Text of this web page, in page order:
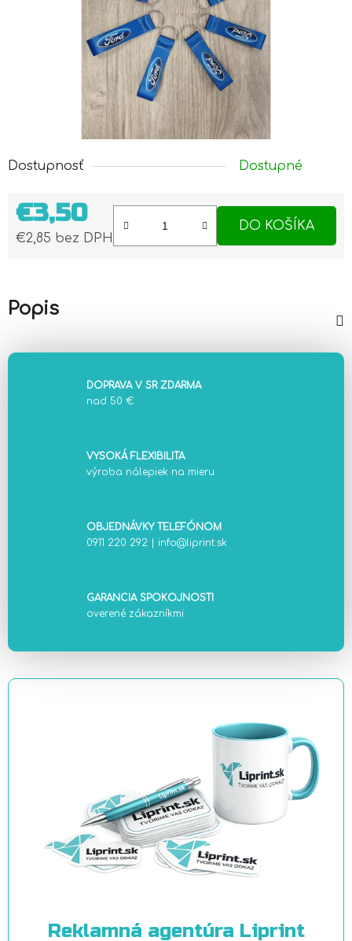
Dostupnosť Dostupné
€3,50
€2,85 bez DPH
DO KOŠÍKA
Popis
DOPRAVA V SR ZDARMA
nad 50 €
VYSOKÁ FLEXIBILITA
výroba nálepiek na mieru
OBJEDNÁVKY TELEFÓNOM
0911 220 292
info@liprint.sk
GARANCIA SPOKOJNOSTI
overené zákazníkmi
Reklamná agentúra Liprint